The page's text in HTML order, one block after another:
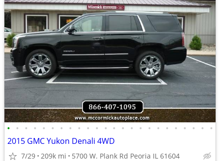
• • • • • • • • • • • • • • • • • • • • • • • •
2015 GMC Yukon Denali 4WD
7/29 209k mi 5700 W. Plank Rd Peoria IL 61604